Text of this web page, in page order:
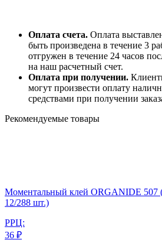
Оплата счета. Оплата
быть произведена в течение 3
отгружен в течение 24 часов
на наш расчетный счет.
Оплата при получении.
могут произвести оплату
средствами при получении
Рекомендуемые товары
Моментальный клей ORGANIDE 507
12/288 шт.)
РРЦ:
36 ₽